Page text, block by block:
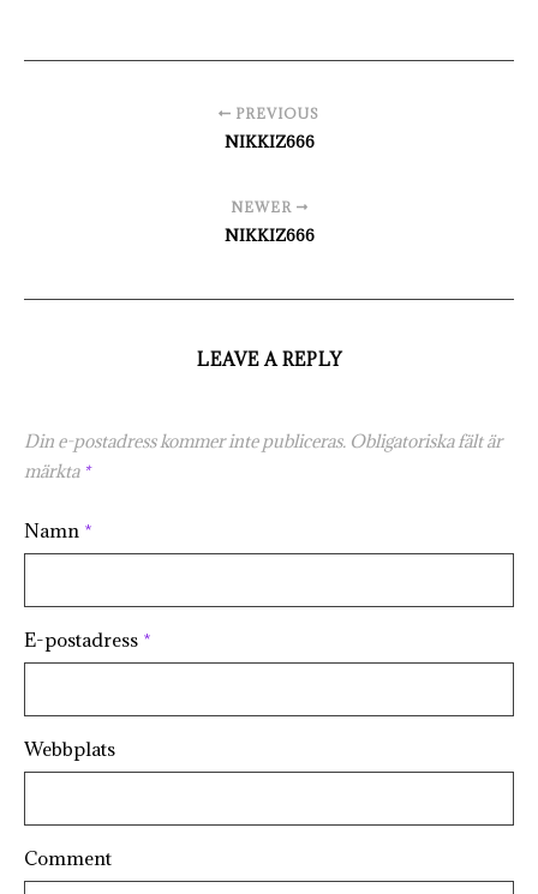
PREVIOUS
NIKKIZ666
NEWER
NIKKIZ666
LEAVE A REPLY
Din e-postadress kommer inte publiceras. Obligatoriska fält är
märkta *
Namn *
E-postadress *
Webbplats
Comment